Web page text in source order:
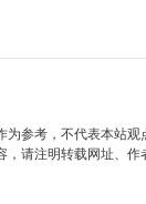
为参考，不代表本站
请注明转载网址、作